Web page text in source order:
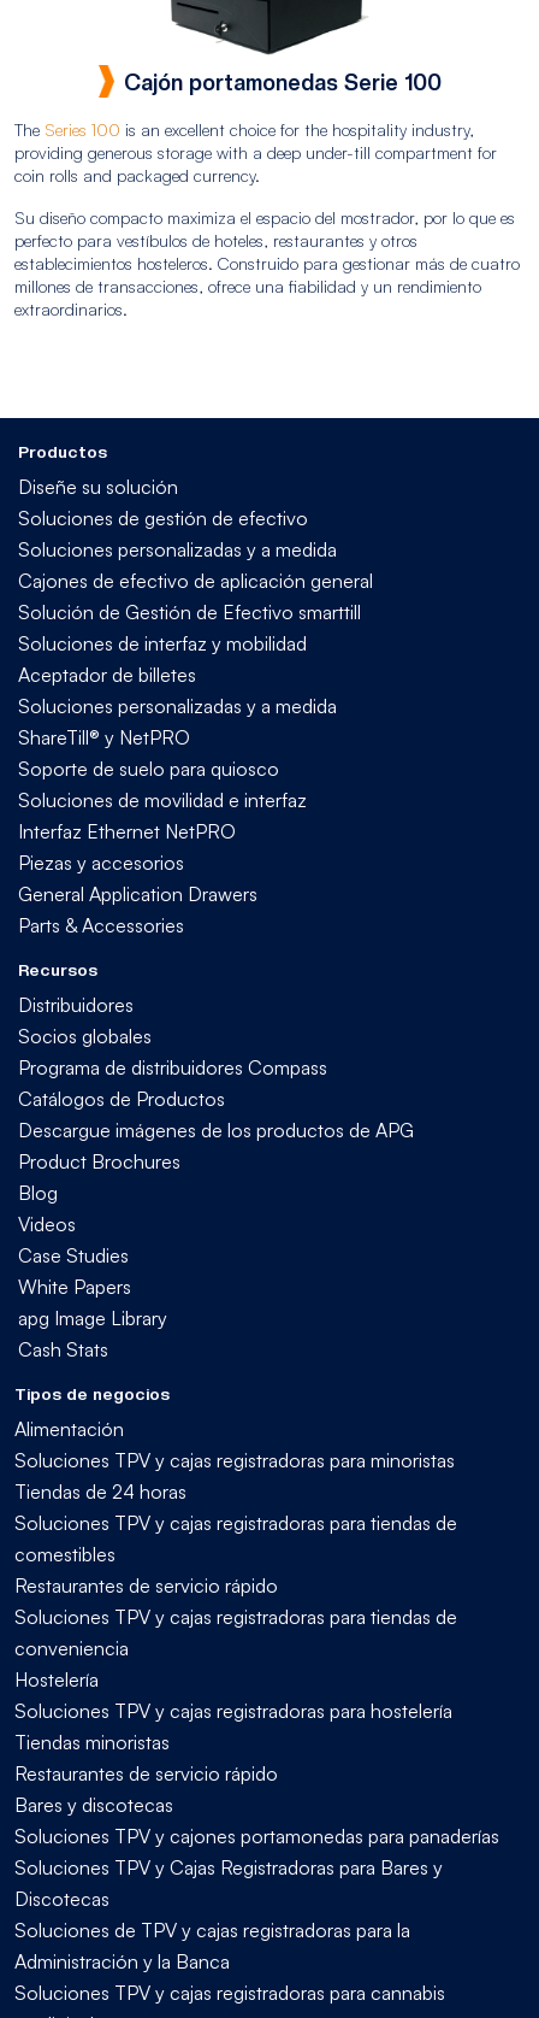
Cajón portamonedas Serie 100
The Series 100 is an excellent choice for the hospitality industry,
providing generous storage with a deep under-till compartment for
coin rolls and packaged currency.
Su diseño compacto maximiza el espacio del mostrador, por lo que es
perfecto para vestíbulos de hoteles, restaurantes y otros
establecimientos hosteleros. Construido para gestionar más de cuatro
millones de transacciones, ofrece una fiabilidad y un rendimiento
extraordinarios.
Productos
Diseñe su solución
Soluciones de gestión de efectivo
Soluciones personalizadas y a medida
Cajones de efectivo de aplicación general
Solución de Gestión de Efectivo smarttill
Soluciones de interfaz y mobilidad
Aceptador de billetes
Soluciones personalizadas y a medida
ShareTill® y NetPRO
Soporte de suelo para quiosco
Soluciones de movilidad e interfaz
Interfaz Ethernet NetPRO
Piezas y accesorios
General Application Drawers
Parts & Accessories
Recursos
Distribuidores
Socios globales
Programa de distribuidores Compass
Catálogos de Productos
Descargue imágenes de los productos de APG
Product Brochures
Blog
Videos
Case Studies
White Papers
apg Image Library
Cash Stats
Tipos de negocios
Alimentación
Soluciones TPV y cajas registradoras para minoristas
Tiendas de 24 horas
Soluciones TPV y cajas registradoras para tiendas de
comestibles
Restaurantes de servicio rápido
Soluciones TPV y cajas registradoras para tiendas de
conveniencia
Hostelería
Soluciones TPV y cajas registradoras para hostelería
Tiendas minoristas
Restaurantes de servicio rápido
Bares y discotecas
Soluciones TPV y cajones portamonedas para panaderías
Soluciones TPV y Cajas Registradoras para Bares y
Discotecas
Soluciones de TPV y cajas registradoras para la
Administración y la Banca
Soluciones TPV y cajas registradoras para cannabis